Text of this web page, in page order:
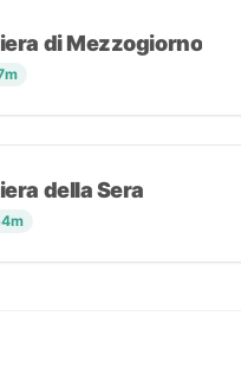
di Mezzogiorno
della Sera